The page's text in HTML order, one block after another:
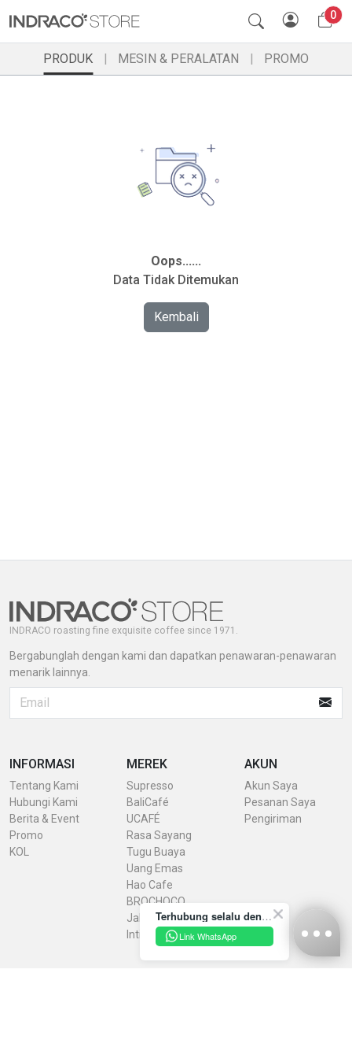
0
PRODUK MESIN & PERALATAN PROMO
Oops......
Data Tidak Ditemukan
Kembali
INDRACO roasting fine exquisite coffee since 1971.
Bergabunglah dengan kami dan dapatkan penawaran-penawaran
menarik lainnya.
INFORMASI
Tentang Kami
Hubungi Kami
Berita & Event
Promo
KOL
MEREK
Supresso
BaliCafé
UCAFÉ
Rasa Sayang
Tugu Buaya
Uang Emas
Hao Cafe
BROCHOCO
Jaheku
IntiRasa
AKUN
Akun Saya
Pesanan Saya
Pengiriman
Terhubung selalu dengan INDRACO Store melalui akun resmi kami yuk!
Link WhatsApp